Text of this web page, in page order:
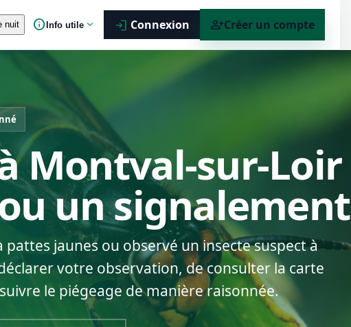
nuit infoInfo utile expand_more login Connexion person_addCréer un compte
Montval-sur-Loir
un signalement
jaunes ou observé un insecte suspect à
votre observation, de consulter la carte
le piégeage de manière raisonnée.